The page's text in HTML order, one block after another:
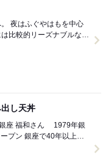
比較的リーズナブルな価
し天丼
以上続